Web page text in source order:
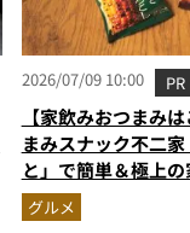
2026/07/09 10:00 PR
【家飲みおつまみ
まみスナック不二
と」で簡単＆極上
グルメ